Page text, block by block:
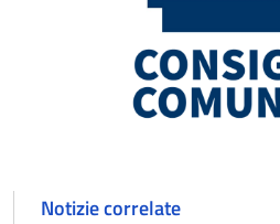
Notizie correlate